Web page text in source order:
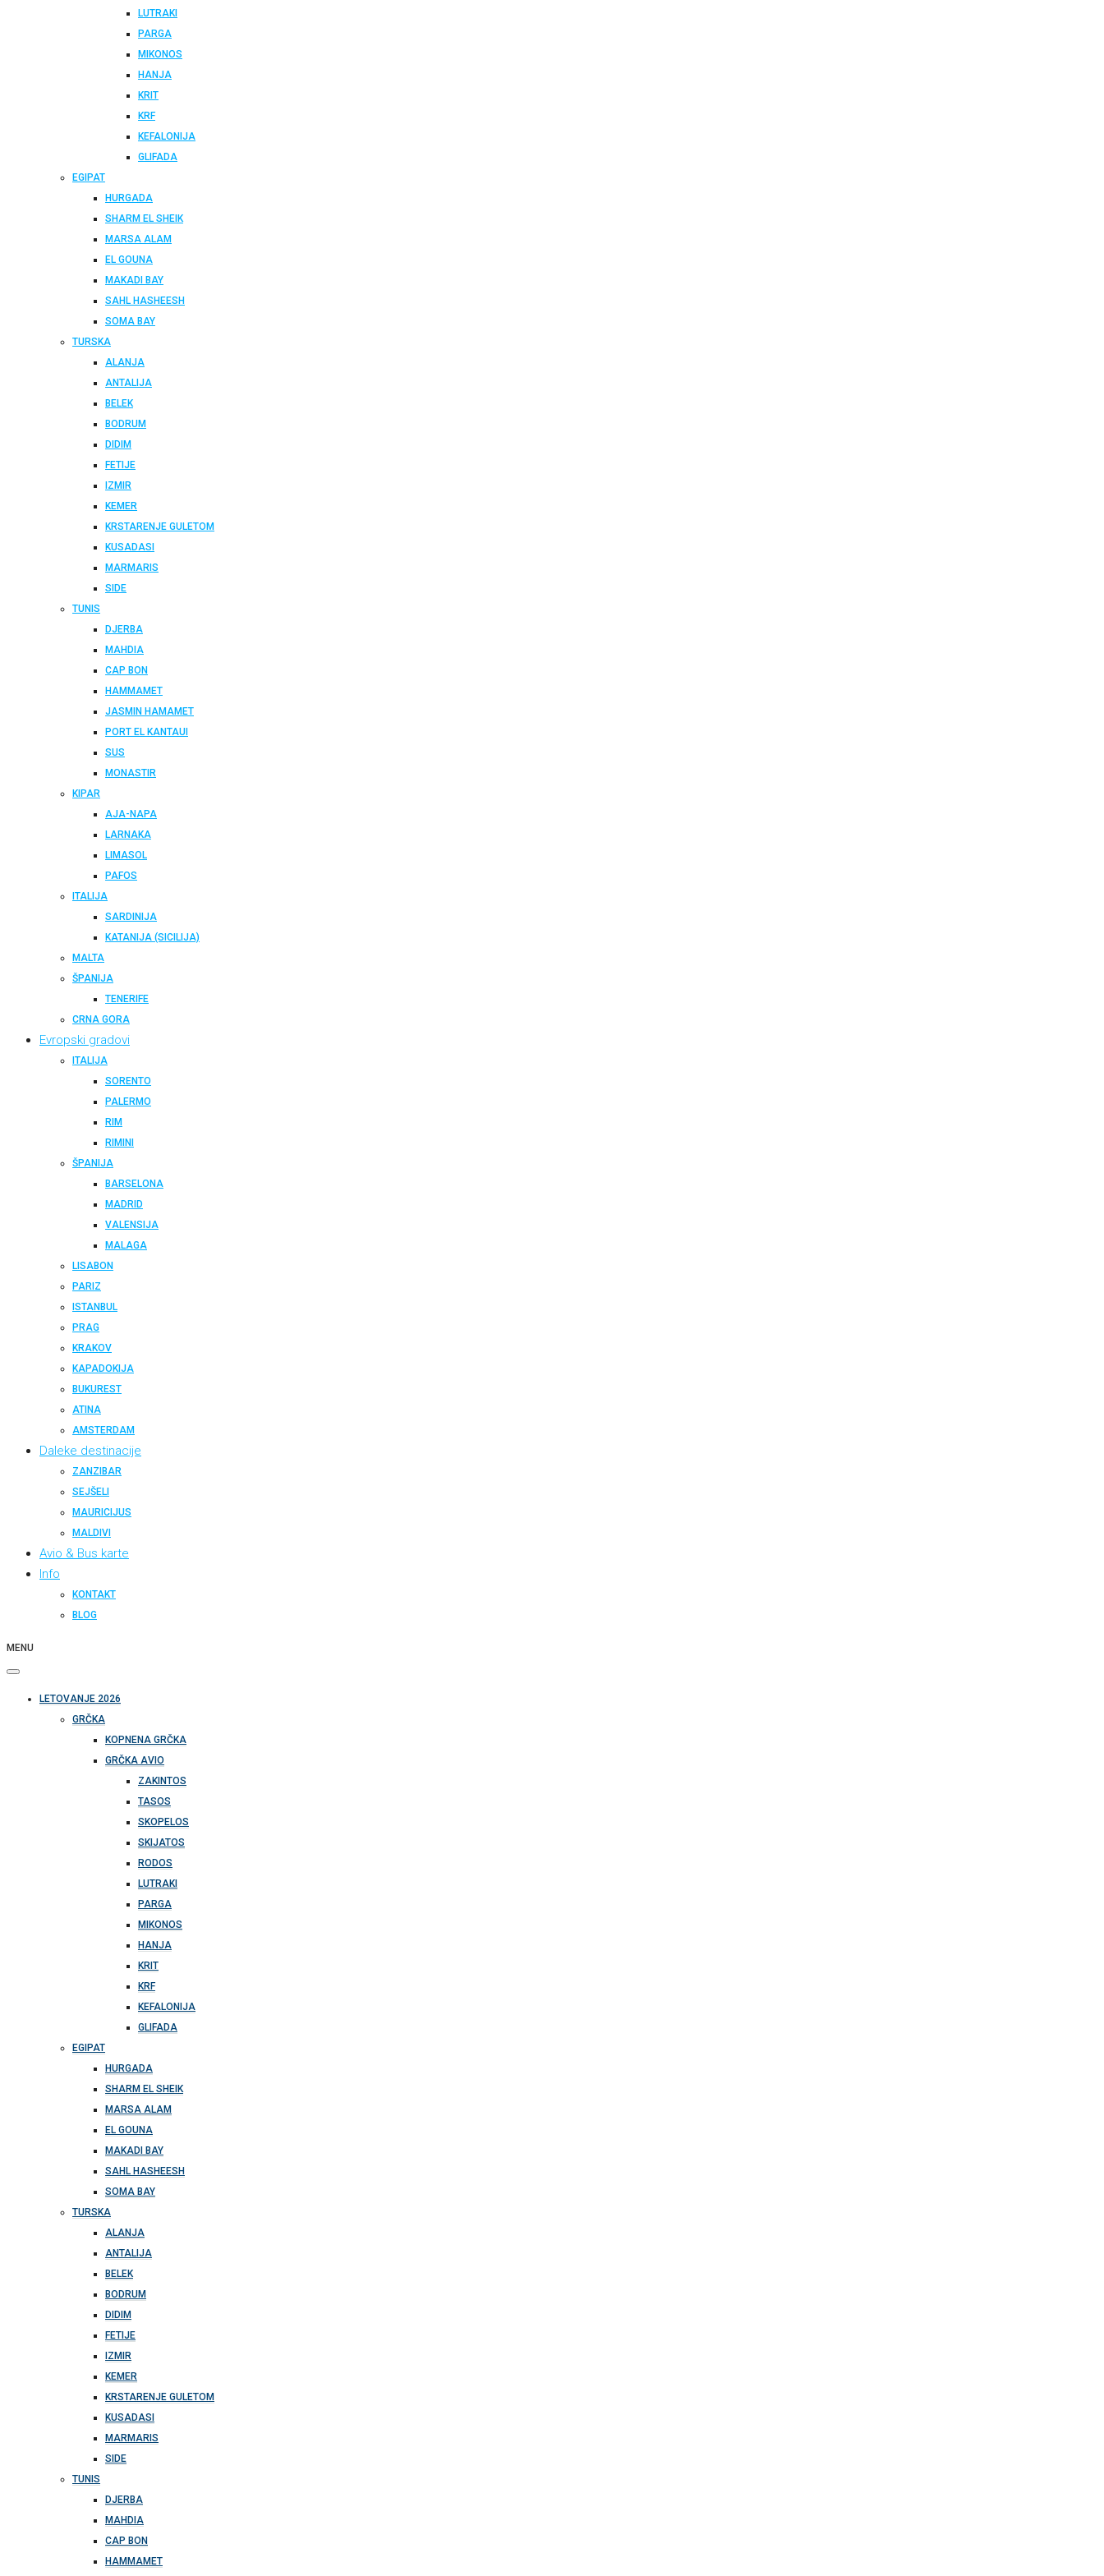
LUTRAKI
PARGA
MIKONOS
HANJA
KRIT
KRF
KEFALONIJA
GLIFADA
EGIPAT
HURGADA
SHARM EL SHEIK
MARSA ALAM
EL GOUNA
MAKADI BAY
SAHL HASHEESH
SOMA BAY
TURSKA
ALANJA
ANTALIJA
BELEK
BODRUM
DIDIM
FETIJE
IZMIR
KEMER
KRSTARENJE GULETOM
KUSADASI
MARMARIS
SIDE
TUNIS
DJERBA
MAHDIA
CAP BON
HAMMAMET
JASMIN HAMAMET
PORT EL KANTAUI
SUS
MONASTIR
KIPAR
AJA-NAPA
LARNAKA
LIMASOL
PAFOS
ITALIJA
SARDINIJA
KATANIJA (SICILIJA)
MALTA
ŠPANIJA
TENERIFE
CRNA GORA
Evropski gradovi
ITALIJA
SORENTO
PALERMO
RIM
RIMINI
ŠPANIJA
BARSELONA
MADRID
VALENSIJA
MALAGA
LISABON
PARIZ
ISTANBUL
PRAG
KRAKOV
KAPADOKIJA
BUKUREST
ATINA
AMSTERDAM
Daleke destinacije
ZANZIBAR
SEJŠELI
MAURICIJUS
MALDIVI
Avio & Bus karte
Info
KONTAKT
BLOG
MENU
LETOVANJE 2026
GRČKA
KOPNENA GRČKA
GRČKA AVIO
ZAKINTOS
TASOS
SKOPELOS
SKIJATOS
RODOS
LUTRAKI
PARGA
MIKONOS
HANJA
KRIT
KRF
KEFALONIJA
GLIFADA
EGIPAT
HURGADA
SHARM EL SHEIK
MARSA ALAM
EL GOUNA
MAKADI BAY
SAHL HASHEESH
SOMA BAY
TURSKA
ALANJA
ANTALIJA
BELEK
BODRUM
DIDIM
FETIJE
IZMIR
KEMER
KRSTARENJE GULETOM
KUSADASI
MARMARIS
SIDE
TUNIS
DJERBA
MAHDIA
CAP BON
HAMMAMET